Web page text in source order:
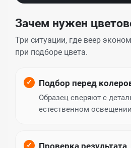
Зачем нужен
Три ситуации, где веер
при подборе цвета.
Подбор перед
Образец сверяют с
естественном
Проверка результата